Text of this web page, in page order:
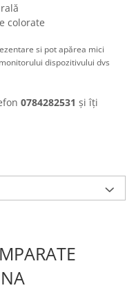
colorate
si pot apărea mici
dispozitivului dvs
0784282531 și îți